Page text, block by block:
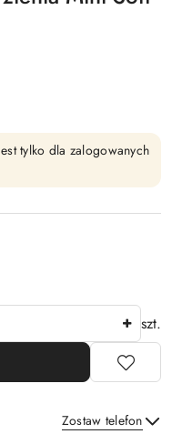
tylko dla zalogowanych
szt.
Zostaw telefon